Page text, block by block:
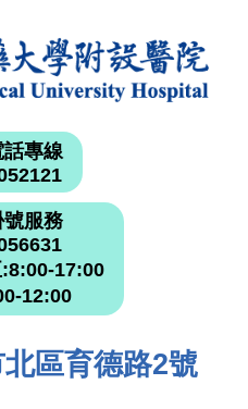
專線
號服務
17:00
12:00
區育德路2號